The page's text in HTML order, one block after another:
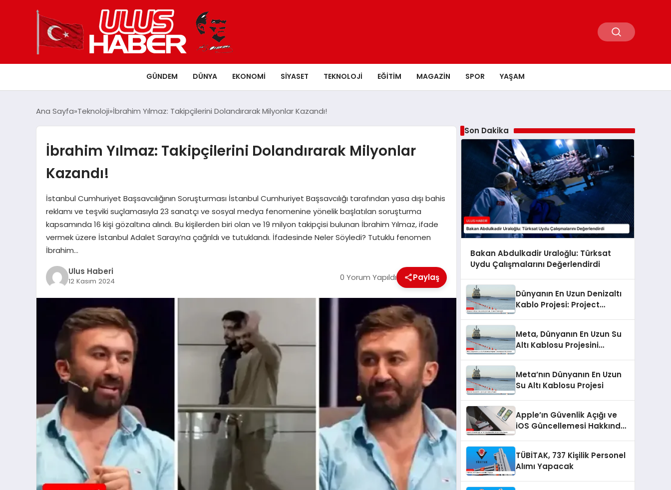
GÜNDEM DÜNYA EKONOMI SIYASET TEKNOLOJI EĞITIM MAGAZIN SPOR YAŞAM
Ana Sayfa Teknoloji İbrahim Yılmaz: Takipçilerini Dolandırarak Milyonlar Kazandı!
İbrahim Yılmaz: Takipçilerini Dolandırarak Milyonlar
Kazandı!
İstanbul Cumhuriyet Başsavcılığının Soruşturması İstanbul Cumhuriyet Başsavcılığı tarafından yasa dışı bahis
reklamı ve teşviki suçlamasıyla 23 sanatçı ve sosyal medya fenomenine yönelik başlatılan soruşturma
kapsamında 16 kişi gözaltına alındı. Bu kişilerden biri olan ve 19 milyon takipçisi bulunan İbrahim Yılmaz, ifade
vermek üzere İstanbul Adalet Sarayı’na çağrıldı ve tutuklandı. İfadesinde Neler Söyledi? Tutuklu fenomen
İbrahim…
Ulus Haberi
12 Kasım 2024 0 Yorum Yapıldı Paylaş
Son Dakika
Bakan Abdulkadir Uraloğlu: Türksat
Uydu Çalışmalarını Değerlendirdi
Dünyanın En Uzun Denizaltı
Kablo Projesi: Project
Meta, Dünyanın En Uzun Su
Altı Kablosu Projesini
Meta’nın Dünyanın En Uzun
Su Altı Kablosu Projesi
Apple’ın Güvenlik Açığı ve
iOS Güncellemesi Hakkında
TÜBİTAK, 737 Kişilik Personel
Alımı Yapacak